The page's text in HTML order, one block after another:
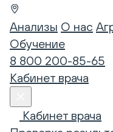
Анализы О нас
Обучение
8 800 200-85-65
Кабинет врача
Кабинет врача